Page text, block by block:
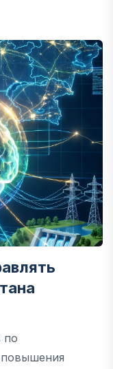
по
повышения